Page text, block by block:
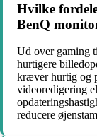
Hvilke
BenQ
Ud over gaming
hurtigere
kræver hurtig og
videoredigering
reducere